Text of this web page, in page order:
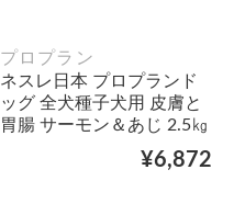
プロプラン
ネスレ日本 プロプランド
ッグ 全犬種子犬用 皮膚と
胃腸 サーモン＆あじ 2.5㎏
¥6,872